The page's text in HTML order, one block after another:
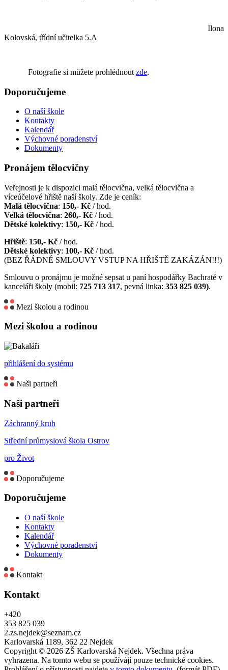
Ilona
Kolovská, třídní učitelka 5.A
Fotografie si můžete prohlédnoutzde.
Doporučujeme
O naší škole
Kontakty
Kalendář
Výchovné poradenství
Dokumenty
Pronájem tělocvičny
Veřejnosti je k dispozici malá tělocvična, velká tělocvična a
víceúčelové hřiště naší školy. Zde je ceník:
Malá tělocvična: 150,- Kč / hod.
Velká tělocvična: 260,- Kč / hod.
Dětské kolektivy: 150,- Kč / hod.
Hřiště: 150,- Kč / hod.
Dětské kolektivy: 100,- Kč / hod.
(BEZ ŘÁDNÉ SMLOUVY VSTUP NA HŘIŠTĚ ZAKÁZÁN!!!)
Smlouvu o pronájmu je možné sepsat u paní hospodářky Bachraté v
kanceláři školy (mobil: 725 713 317, pevná linka: 353 825 039).
Mezi školou a rodinou
Mezi školou a rodinou
přihlášení do systému
Naši partneři
Naši partneři
Záchranný kruh
Střední průmyslová škola Ostrov
pro Život
Doporučujeme
Doporučujeme
O naší škole
Kontakty
Kalendář
Výchovné poradenství
Dokumenty
Kontakt
Kontakt
+420
353 825 039
2.zs.nejdek@seznam.cz
Karlovarská 1189, 362 22 Nejdek
Copyright © 2026 ZŠ Karlovarská Nejdek. Všechna práva
vyhrazena. Na tomto webu se používájí pouze technické cookies.